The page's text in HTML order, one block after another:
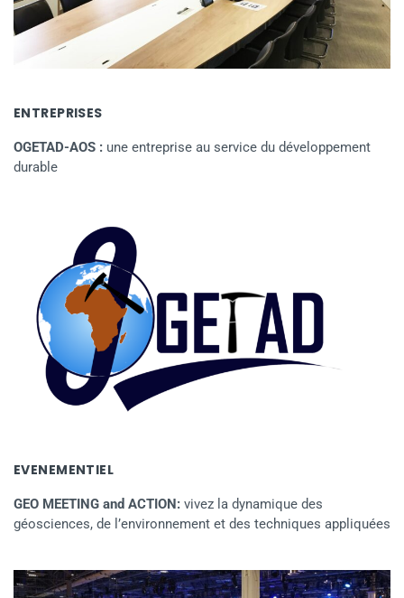
ENTREPRISES
OGETAD-AOS : une entreprise au service du développement
durable
EVENEMENTIEL
GEO MEETING and ACTION: vivez la dynamique des
géosciences, de l’environnement et des techniques appliquées